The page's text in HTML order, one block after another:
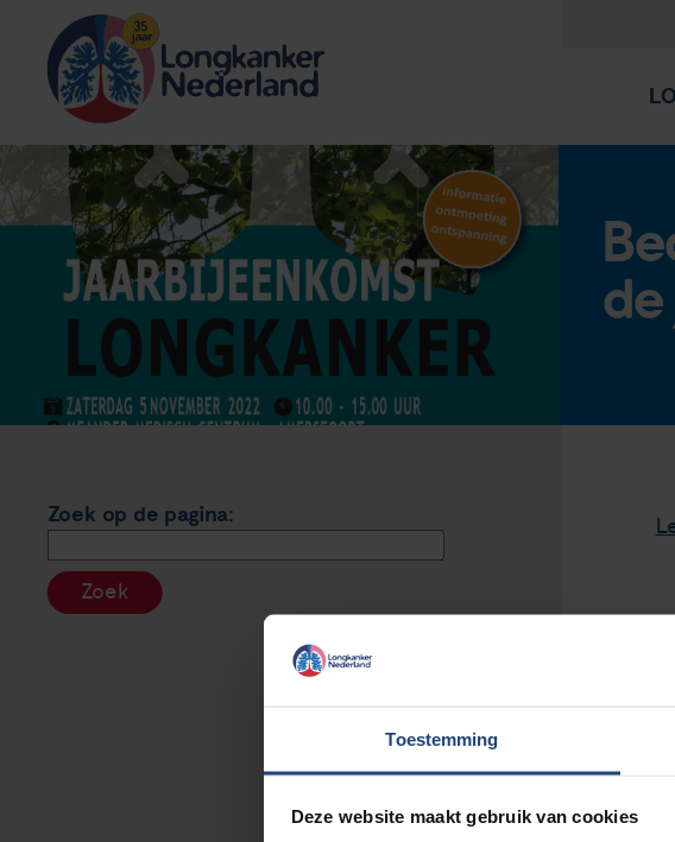
Toestemming
Deze website maakt gebruik van cookies
Zoek op de pagina:
Zoek